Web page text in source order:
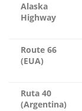
Alaska
Highway
Route 66
(EUA)
Ruta 40
(Argentina)